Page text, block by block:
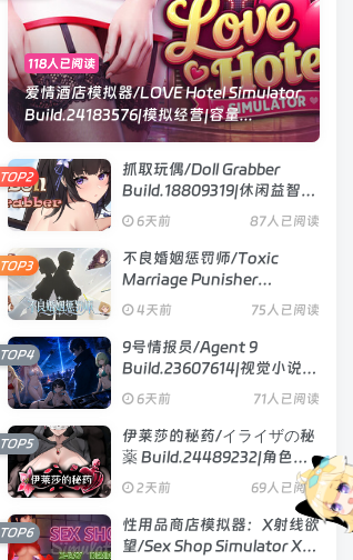
118人已阅读
爱情酒店模拟器/LOVE Hotel Simulator
Build.24183576|模拟经营|容量...
抓取玩偶/Doll Grabber
Build.18809319|休闲益智|
容量354MB|官方中文版
6天前 87人已阅读
TOP2
不良婚姻惩罚师/Toxic
Marriage Punisher
Build.23738704|策略模拟|
容量896MB|官方中文版
4天前 75人已阅读
TOP3
9号情报员/Agent 9
Build.23607614|视觉小说|
容量1.2GB|官方中文版
6天前 71人已阅读
TOP4
伊莱莎的秘药/イライザの秘
薬 Build.24489232|角色扮
演|容量743MB|官方中文版
2天前 69人已阅读
TOP5
性用品商店模拟器：X射线欲
望/Sex Shop Simulator X
TOP6